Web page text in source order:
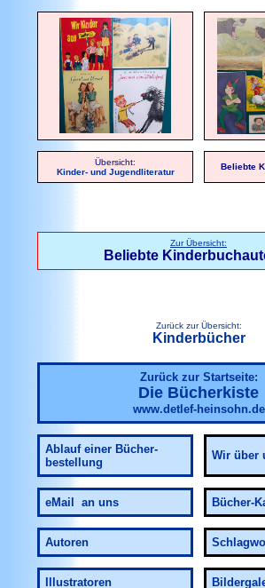
Übersicht:
Kinder- und Jugendliteratur
Beliebte
Zur Übersicht:
Beliebte
Zurück zur Übersicht:
Kinderbücher
Zurück zur Startseite:
Die Bücherkiste
www.detlef-heinsohn.de
Ablauf einer Bücher-
bestellung
Wir über
eMail an uns Bücher-
Autoren
Illustratoren